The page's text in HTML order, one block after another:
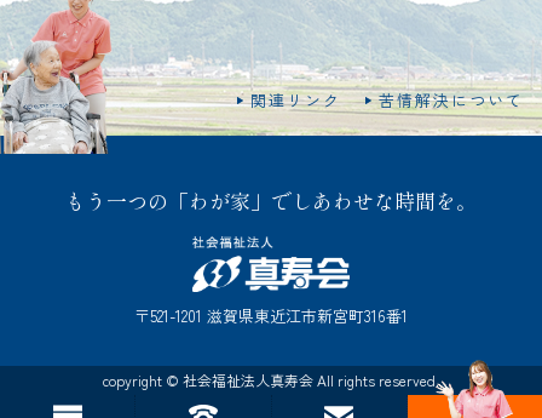
関連リンク 苦情解決について
もう一つの「わが家」でしあわせな時間を。
〒521-1201 滋賀県東近江市新宮町316番1
copyright © 社会福祉法人真寿会 All rights reserved.